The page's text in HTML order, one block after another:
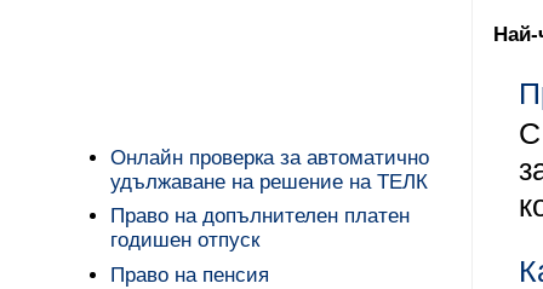
Най-
С
Онлайн проверка за автоматично
удължаване на решение на ТЕЛК
Право на допълнителен платен
годишен отпуск
Право на пенсия